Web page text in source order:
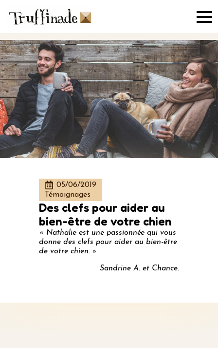
content
05/06/2019
Témoignages
Des clefs pour aider au
bien-être de votre chien
« Nathalie est une passionnée qui vous
donne des clefs pour aider au bien-être
de votre chien. »
Sandrine A. et Chance.